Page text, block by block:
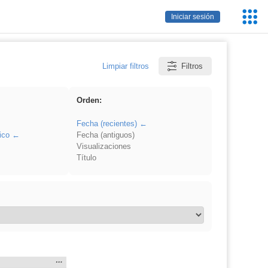
Iniciar sesión
Limpiar filtros Filtros
Orden:
Fecha (recientes)
Fecha (antiguos)
Visualizaciones
Título
en:
Mostrar
…